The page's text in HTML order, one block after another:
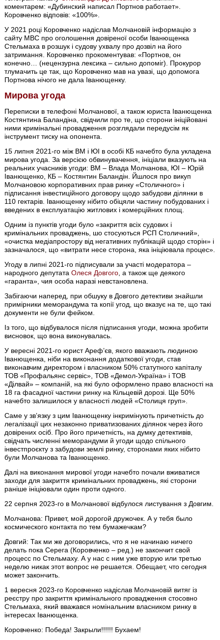
коментарем: «Дубинский написал Портнов работает».
Коровченко відповів: «100%».
У 2021 році Коровченко надіслав Молчановій інформацію з
сайту МВС про оголошення довіреної особи Іванющенка
Стельмаха в розшук і судову ухвалу про дозвіл на його
затримання. Коровченко прокоментував: «Портнов, он
конечно… (нецензурна лексика – сильно допоміг). Прокурор
тлумачить це так, що Коровченко мав на увазі, що допомога
Портнова нічого не дала Іванющенку.
Мирова угода
Переписки в телефоні Молчанової, а також юриста Іванющенка
Костянтина Баландіна, свідчили про те, що сторони ініційовані
ними кримінальні провадження розглядали передусім як
інструмент тиску на опонента.
15 липня 2021-го між ВМ і ЮІ в особі КБ начебто була укладена
мирова угода. За версією обвинувачення, ініціали вказують на
реальних учасників угоди: ВМ – Влада Молчанова, ЮІ – Юрій
Іванющенко, КБ – Костянтин Баландін. Йшлося про викуп
Молчановою корпоративних прав ринку «Столичного» і
підписання інвестиційного договору щодо забудови ділянки в
110 гектарів. Іванющенку нібито обіцяли частину побудованих і
введених в експлуатацію житлових і комерційних площ.
Одним із пунктів угоди було «закриття всіх судових і
кримінальних проваджень, шо стосуються РСП Столичний»,
«очистка медіапростору від негативних публікацій щодо сторін» і
зазначалося, що «витрати несе сторона, яка ініціювала процес».
Угоду в липні 2021-го підписували за участі модератора –
народного депутатаОлеся Довгого, а також ще деякого
«гаранта», чия особа наразі невстановлена.
Забігаючи наперед, при обшуку в Довгого детективи знайшли
примірники меморандума та копії угод, що вказує на те, що такі
документи не були фейком.
Із того, що відбувалося після підписання угоди, можна зробити
висновок, що вона виконувалась.
У вересні 2021-го юрист Арефʼєв, якого вважають людиною
Іванющенка, ніби на виконання додаткової угоди, став
виконавчим директором і власником 50% статутного капіталу
ТОВ «Профальянс сервіс», ТОВ «Демол-Україна» і ТОВ
«Ділвай» – компаній, на які було оформлено право власності на
18 га фасадної частини ринку на Кільцевій дорозі. Ще 50%
начебто залишилося у власності людей «Столиця груп».
Саме у звʼязку з цим Іванющенку інкримінують причетність до
легалізації цих незаконно приватизованих ділянок через його
довірених осіб. Про його причетність, на думку детективів,
свідчать численні меморандуми й угоди щодо спільного
інвестпроєкту з забудови землі ринку, сторонами яких нібито
були Молчанова та Іванющенко.
Далі на виконання мирової угоди начебто почали вживатися
заходи для закриття кримінальних проваджень, які сторони
раніше ініціювали один проти одного.
22 серпня 2023-го в Молчанової відбулося листування з Довгим.
Молчанова: Привет, мой дорогой дружочек. А у тебя было
космического контакта по тем бумажечкам?
Довгий: Так ми же договорились, что я не начинаю ничего
делать пока Серега (Коровченко – ред.) не закончит свой
процесс по Стельмаху. А у нас с ним уже вторую или третью
неделю никак этот вопрос не решается. Обещает, что сегодня
может закончить.
1 вересня 2023-го Коровченко надіслав Молчановій витяг із
реєстру про закриття кримінального провадження стосовно
Стельмаха, який вважався номінальним власником ринку в
інтересах Іванющенка.
Коровченко: Победа! Закрыли!!!!!! Бухаем!